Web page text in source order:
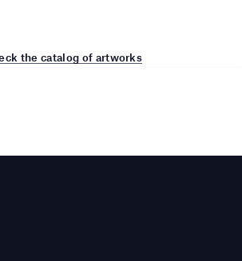
the catalog of artworks